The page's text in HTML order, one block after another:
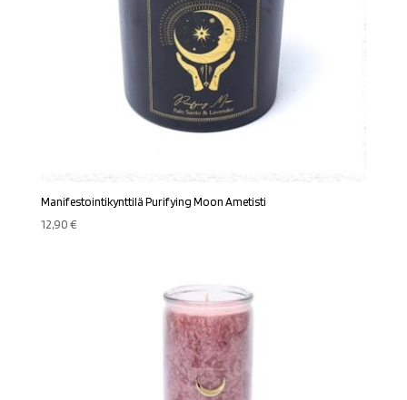
Manifestointikynttilä Purifying Moon Ametisti
12,90€